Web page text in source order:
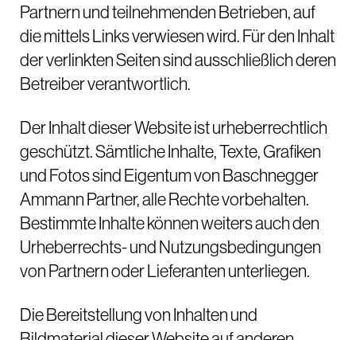
Partnern und teilnehmenden Betrieben, auf
die mittels Links verwiesen wird. Für den Inhalt
der verlinkten Seiten sind ausschließlich deren
Betreiber verantwortlich.
Der Inhalt dieser Website ist urheberrechtlich
geschützt. Sämtliche Inhalte, Texte, Grafiken
und Fotos sind Eigentum von Baschnegger
Ammann Partner, alle Rechte vorbehalten.
Bestimmte Inhalte können weiters auch den
Urheberrechts- und Nutzungsbedingungen
von Partnern oder Lieferanten unterliegen.
Die Bereitstellung von Inhalten und